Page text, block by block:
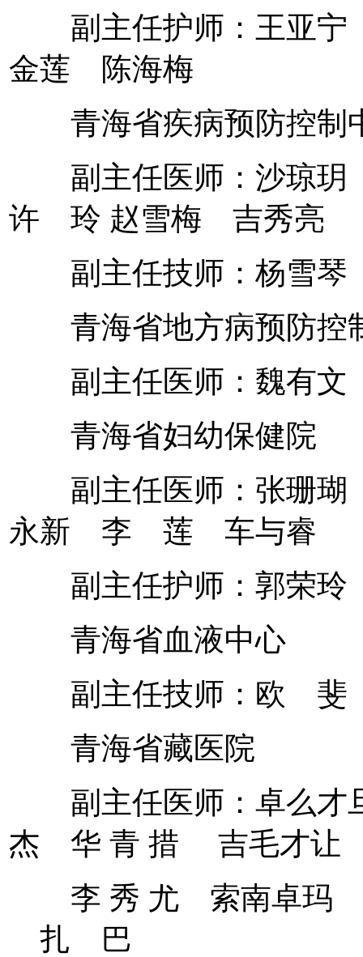
副主任护师：王亚
金莲 陈海梅
青海省疾病预防控制
副主任医师：沙琼
许 玲 赵雪梅 吉秀亮
副主任技师：杨雪
青海省地方病预防控
副主任医师：魏有文
青海省妇幼保健院
副主任医师：张珊
永新 李 莲 车与睿
副主任护师：郭荣
青海省血液中心
副主任技师：欧 斐
青海省藏医院
副主任医师：卓么
杰 华 青 措 吉毛才
李 秀 尤 索南卓玛
扎 巴